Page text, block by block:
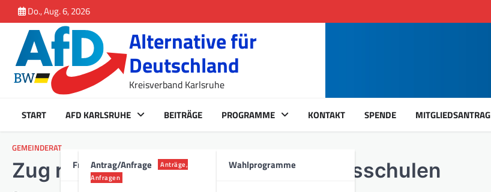
springen
to
content
Do., Aug. 6, 2026
Alternative für
Deutschland
Kreisverband Karlsruhe
START AFD KARLSRUHE
Fraktion Karlsruhe
Antrag/Anfrage
Anträge,
Anfragen
BEITRÄGE PROGRAMME
Wahlprogramme
KONTAKT SPENDE MITGLIEDSANTRAG
GEMEINDERAT
Zug rollt in Richtung mehr Ganztagsschulen